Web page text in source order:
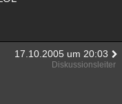
17.10.2005 um 20:03
Diskussionsleiter